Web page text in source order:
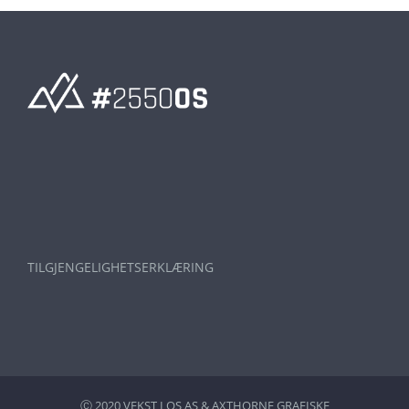
TILGJENGELIGHETSERKLÆRING
Ⓒ 2020 VEKST I OS AS &AXTHORNE GRAFISKE